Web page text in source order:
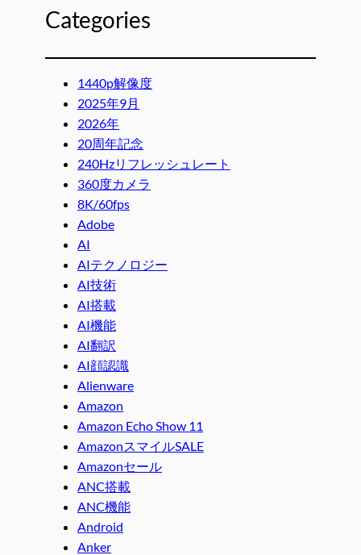
Categories
1440p解像度
2025年9月
2026年
20周年記念
240Hzリフレッシュレート
360度カメラ
8K/60fps
Adobe
AI
AIテクノロジー
AI技術
AI搭載
AI機能
AI翻訳
AI顔認識
Alienware
Amazon
Amazon Echo Show 11
AmazonスマイルSALE
Amazonセール
ANC搭載
ANC機能
Android
Anker